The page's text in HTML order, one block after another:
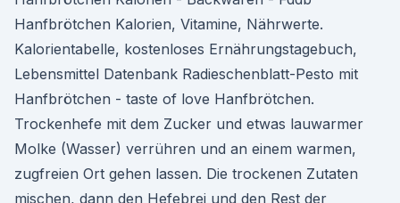
Hanfbrötchen Kalorien, Vitamine, Nährwerte.
Kalorientabelle, kostenloses Ernährungstagebuch,
Lebensmittel Datenbank Radieschenblatt-Pesto mit
Hanfbrötchen - taste of love Hanfbrötchen.
Trockenhefe mit dem Zucker und etwas lauwarmer
Molke (Wasser) verrühren und an einem warmen,
zugfreien Ort gehen lassen. Die trockenen Zutaten
mischen, dann den Hefebrei und den Rest der